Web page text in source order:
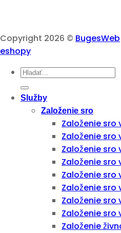
Copyright 2026 © BugesWeb
eshopy
Služby
Založenie sro
Založenie sro
Založenie sro
Založenie sro
Založenie sro
Založenie sro
Založenie sro
Založenie sro
Založenie sro
Založenie